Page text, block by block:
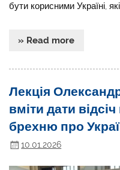
бути корисними Україні, які
» Read more
Лекція
вміти дати
брехню про
10.01.2026